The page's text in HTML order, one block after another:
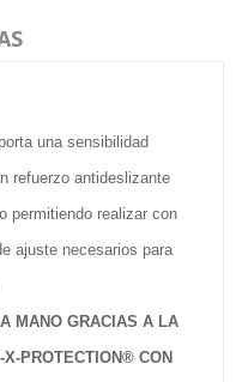
una sensibilidad
refuerzo antideslizante
permitiendo realizar con
ajuste necesarios para
MANO GRACIAS A LA
PROTECTION® CON